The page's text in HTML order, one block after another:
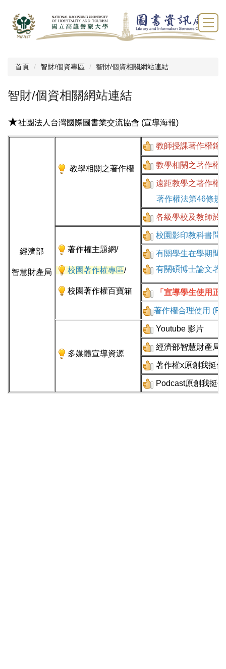
首頁 智財/個資專區 智財/個資相關網站連結
智財/個資相關網站連結
★社團法人台灣國際圖書業交流協會 (宣導海報)
經濟部
智慧財產局
教學相關之著作權
教師授課著作權錦
教學相關之著作權
遠距教學之著作權
著作權法第46條規
各級學校及教師於
著作權主題網/
校園著作權專區/
校園著作權百寶箱
校園影印教科書問
有關學生在學期間
有關碩博士論文著
「宣導學生使用正
著作權合理使用 (
多媒體宣導資源
Youtube 影片
經濟部智慧財產局
著作權x原創我挺
Podcast原創我挺你